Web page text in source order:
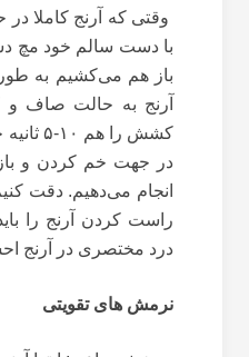
وقتی که آرنج کاملا
با دست سالم خود مچ
باز هم می‌کشیم به
آرنج به حالت صاف و
کشش را
در جهت خم کردن و
انجام می‌دهیم. دقت
راست کردن آرنج را
درد مختصری در آرنج
نرمش های تقویتی